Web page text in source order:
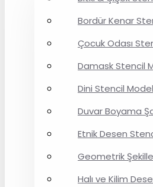
Bordür Kenar
Çocuk Odası
Damask Stencil
Dini Stencil
Duvar Boyama
Etnik Desen
Geometrik
Halı ve Kilim